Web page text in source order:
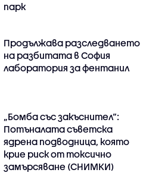
парк
Продължава разследването
на разбитата в София
лаборатория за фентанил
„Бомба със закъснител“:
Потъналата съветска
ядрена подводница, която
крие риск от токсично
замърсяване (СНИМКИ)